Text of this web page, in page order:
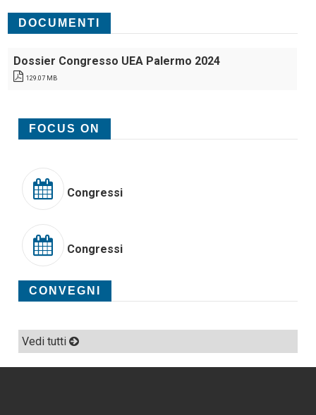
DOCUMENTI
Dossier Congresso UEA Palermo 2024
129.07 MB
FOCUS ON
Congressi
Congressi
CONVEGNI
Vedi tutti